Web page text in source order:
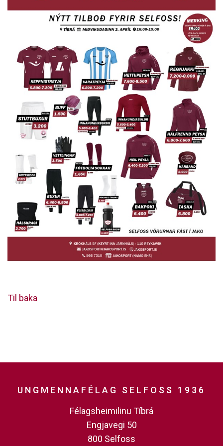
Til baka
UNGMENNAFÉLAG SELFOSS 1936
Félagsheimilinu Tíbrá
Engjavegi 50
800 Selfoss